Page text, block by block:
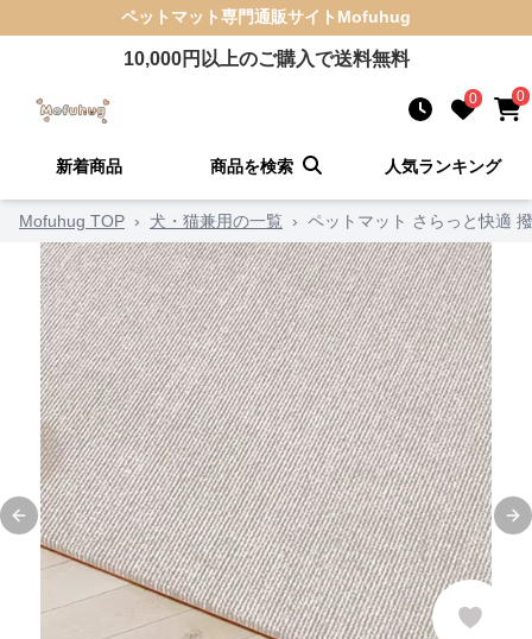
ペットマット専門通販サイト Mofuhug
10,000円以上のご購入で送料無料
0 0
新着商品 商品を検索 人気ランキング
Mofuhug TOP › 犬・猫兼用の一覧 › ペットマット さらっと快適
Previous slide